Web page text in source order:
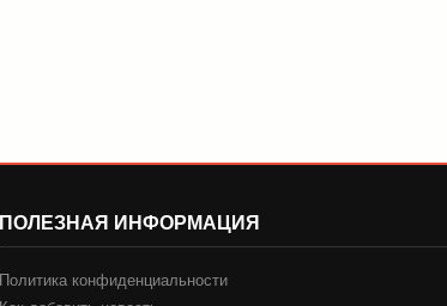
ПОЛЕЗНАЯ ИНФОРМАЦИЯ
Политика конфиденциальности